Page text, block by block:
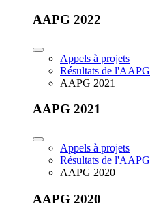
AAPG 2022
Appels à projets
Résultats de l'AAPG
AAPG 2021
AAPG 2021
Appels à projets
Résultats de l'AAPG
AAPG 2020
AAPG 2020